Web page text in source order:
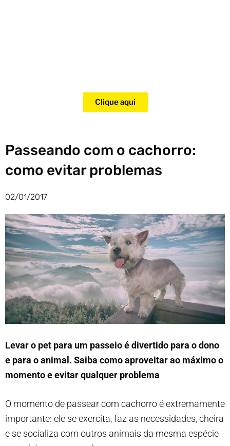
Clique aqui
Passeando com o cachorro:
como evitar problemas
02/01/2017
Levar o pet para um passeio é divertido para o dono
e para o animal. Saiba como aproveitar ao máximo o
momento e evitar qualquer problema
O momento de passear com cachorro é extremamente
importante: ele se exercita, faz as necessidades, cheira
e se socializa com outros animais da mesma espécie